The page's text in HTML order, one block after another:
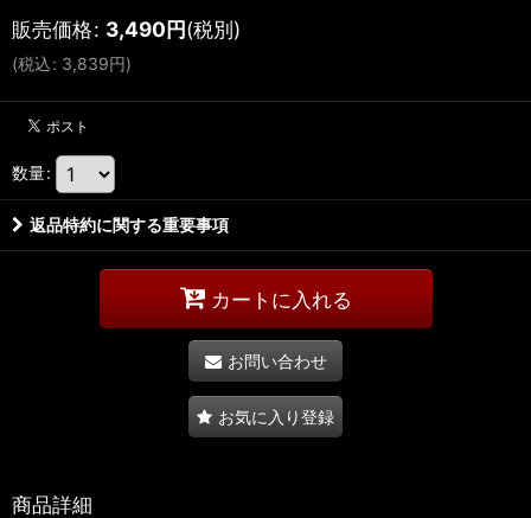
販売価格: 3,490円(税別)
(税込: 3,839円)
数量:
返品特約に関する重要事項
カートに入れる
お問い合わせ
お気に入り登録
商品詳細